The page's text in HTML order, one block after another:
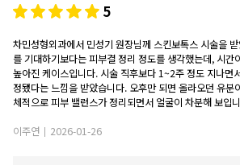
5
차민성형외과에서 민성기 원장님께 스킨보톡스 시술을
를 기대하기보다는 피부결 정리 정도를 생각했는데, 시간
높아진 케이스입니다. 시술 직후보다 1~2주 정도 지나면
정됐다는 느낌을 받았습니다. 오후만 되면 올라오던 유분
체적으로 피부 밸런스가 정리되면서 얼굴이 차분해 보입
정돈된 피부 상태라 메이크업 지속력도 좋아졌고, 화장
어 일상에서 체감되는 편안함이 큽니다.
모공이 극적으로 사라졌다기보다는 피부 표면이 고르게
이주연 | 2026-01-26